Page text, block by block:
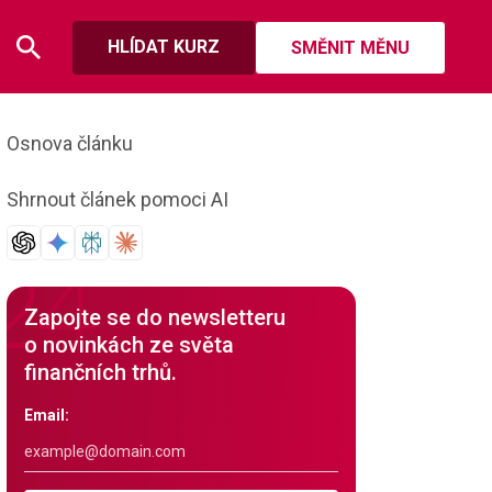
HLÍDAT KURZ SMĚNIT MĚNU
Osnova článku
Shrnout článek pomoci AI
Zapojte se do newsletteru
o novinkách ze světa
finančních trhů.
Email: